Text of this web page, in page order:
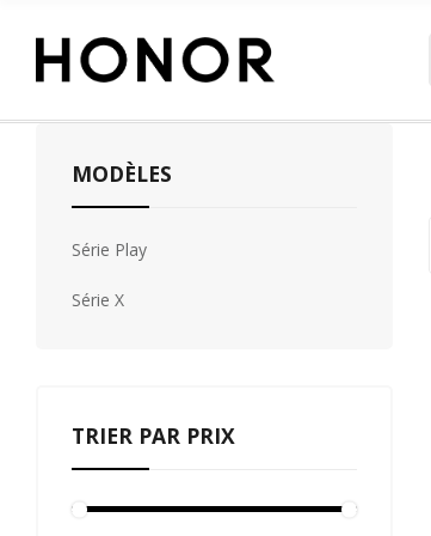
MODÈLES
Série Play
Série X
TRIER PAR PRIX